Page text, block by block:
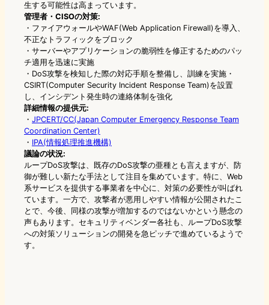
生する可能性は高まっています。
管理者・CISOの対策:
・ファイアウォールやWAF(Web Application Firewall)を導入、
不正なトラフィックをブロック
・サーバーやアプリケーションの脆弱性を修正するためのパッ
チ適用を迅速に実施
・DoS攻撃を検知した際の対応手順を整備し、訓練を実施・
CSIRT(Computer Security Incident Response Team)を設置
し、インシデント発生時の連絡体制を強化
詳細情報の提供元:
・ JPCERT/CC(Japan Computer Emergency Response Team
Coordination Center)
・ IPA(情報処理推進機構)
議論の状況:
ループDoS攻撃は、既存のDoS攻撃の亜種とも言えますが、防
御が難しい新たな手法として注目を集めています。特に、Web
系サービスを提供する事業者を中心に、対策の必要性が叫ばれ
ています。一方で、攻撃者が悪用しやすい情報が公開されたこ
とで、今後、同様の攻撃が増加するのではないかという懸念の
声もあります。セキュリティベンダー各社も、ループDoS攻撃
への対策ソリューションの開発を急ピッチで進めているようで
す。